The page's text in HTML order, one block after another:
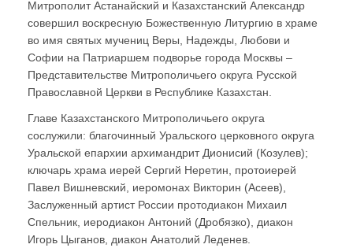
Митрополит Астанайский и Казахстанский Александр
совершил воскресную Божественную Литургию в храме
во имя святых мучениц Веры, Надежды, Любови и
Софии на Патриаршем подворье города Москвы –
Представительстве Митрополичьего округа Русской
Православной Церкви в Республике Казахстан.
Главе Казахстанского Митрополичьего округа
сослужили: благочинный Уральского церковного округа
Уральской епархии архимандрит Дионисий (Козулев);
ключарь храма иерей Сергий Неретин, протоиерей
Павел Вишневский, иеромонах Викторин (Асеев),
Заслуженный артист России протодиакон Михаил
Спельник, иеродиакон Антоний (Дробязко), диакон
Игорь Цыганов, диакон Анатолий Леденев.